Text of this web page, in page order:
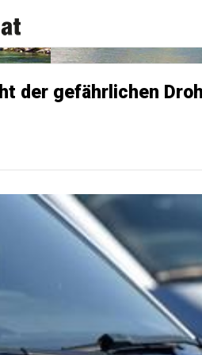
der gefährlichen